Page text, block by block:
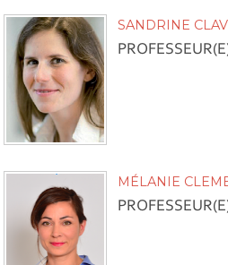
SANDRINE
MÉLANIE